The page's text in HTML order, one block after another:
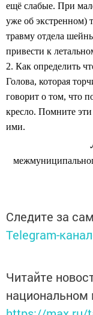
ещё слабые. При
уже об экстренном)
травму отдела
привести к
2. Как определить
Голова, которая
говорит о том, что
кресло. Помните
ими.
Следите за
Telegram-
Читайте